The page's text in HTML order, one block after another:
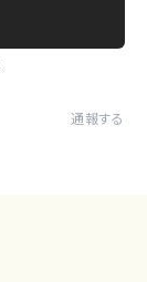
通報する